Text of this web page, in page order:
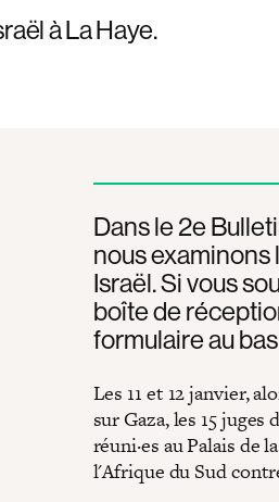
à La Haye.
Dans le 2e
nous examinons
Israël. Si vous
boîte de
formulaire au
Les 11 et 12 janvier,
sur Gaza, les 15
réuni·es au Palais de
l'Afrique du Sud